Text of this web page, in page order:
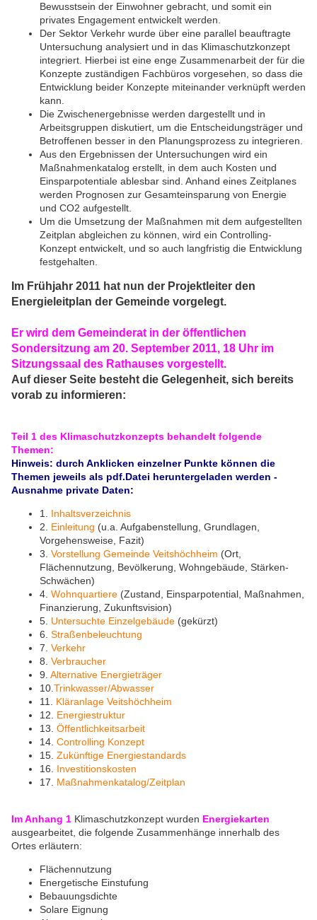
Bewusstsein der Einwohner gebracht, und somit ein
privates Engagement entwickelt werden.
Der Sektor Verkehr wurde über eine parallel beauftragte
Untersuchung analysiert und in das Klimaschutzkonzept
integriert. Hierbei ist eine enge Zusammenarbeit der für die
Konzepte zuständigen Fachbüros vorgesehen, so dass die
Entwicklung beider Konzepte miteinander verknüpft werden
kann.
Die Zwischenergebnisse werden dargestellt und in
Arbeitsgruppen diskutiert, um die Entscheidungsträger und
Betroffenen besser in den Planungsprozess zu integrieren.
Aus den Ergebnissen der Untersuchungen wird ein
Maßnahmenkatalog erstellt, in dem auch Kosten und
Einsparpotentiale ablesbar sind. Anhand eines Zeitplanes
werden Prognosen zur Gesamteinsparung von Energie
und CO2 aufgestellt.
Um die Umsetzung der Maßnahmen mit dem aufgestellten
Zeitplan abgleichen zu können, wird ein Controlling-
Konzept entwickelt, und so auch langfristig die Entwicklung
festgehalten.
Im Frühjahr 2011 hat nun der Projektleiter den
Energieleitplan der Gemeinde vorgelegt.
Er wird dem Gemeinderat in der öffentlichen
Sondersitzung am 20. September 2011, 18 Uhr im
Sitzungssaal des Rathauses vorgestellt.
Auf dieser Seite besteht die Gelegenheit, sich bereits
vorab zu informieren:
Teil 1 des Klimaschutzkonzepts behandelt folgende
Themen:
Hinweis: durch Anklicken einzelner Punkte können die
Themen jeweils als pdf.Datei heruntergeladen werden -
Ausnahme private Daten:
1. Inhaltsverzeichnis
2. Einleitung (u.a. Aufgabenstellung, Grundlagen,
Vorgehensweise, Fazit)
3. Vorstellung Gemeinde Veitshöchheim (Ort,
Flächennutzung, Bevölkerung, Wohngebäude, Stärken-
Schwächen)
4. Wohnquartiere (Zustand, Einsparpotential, Maßnahmen,
Finanzierung, Zukunftsvision)
5. Untersuchte Einzelgebäude (gekürzt)
6. Straßenbeleuchtung
7. Verkehr
8. Verbraucher
9. Alternative Energieträger
10. Trinkwasser/Abwasser
11. Kläranlage Veitshöchheim
12. Energiestruktur
13. Öffentlichkeitsarbeit
14. Controlling Konzept
15. Zukünftige Energiestandards
16. Investitionskosten
17. Maßnahmenkatalog/Zeitplan
Im Anhang 1 Klimaschutzkonzept wurden Energiekarten
ausgearbeitet, die folgende Zusammenhänge innerhalb des
Ortes erläutern:
Flächennutzung
Energetische Einstufung
Bebauungsdichte
Solare Eignung